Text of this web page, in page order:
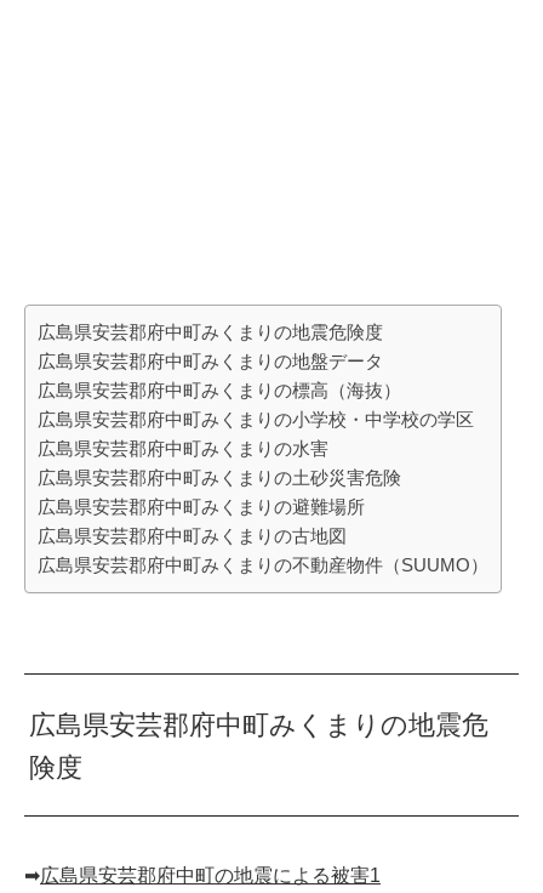
広島県安芸郡府中町みくまりの地震危険度
広島県安芸郡府中町みくまりの地盤データ
広島県安芸郡府中町みくまりの標高（海抜）
広島県安芸郡府中町みくまりの小学校・中学校の学区
広島県安芸郡府中町みくまりの水害
広島県安芸郡府中町みくまりの土砂災害危険
広島県安芸郡府中町みくまりの避難場所
広島県安芸郡府中町みくまりの古地図
広島県安芸郡府中町みくまりの不動産物件（SUUMO）
広島県安芸郡府中町みくまりの地震危
険度
➡︎広島県安芸郡府中町の地震による被害1